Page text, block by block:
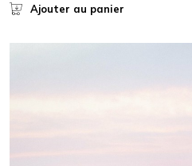
Ajouter au panier